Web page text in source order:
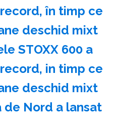
în timp ce
deschid mixt
STOXX 600 a
in timp ce
deschid mixt
de Nord a lansat